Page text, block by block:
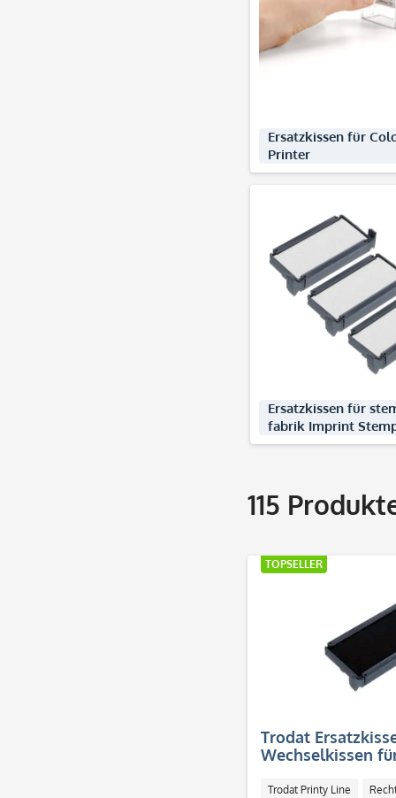
Ersatzkissen für
Printer
Ersatzkissen für
fabrik Imprint
Produkte
115
TOPSELLER
Trodat
Wechselkissen
Trodat Printy Line